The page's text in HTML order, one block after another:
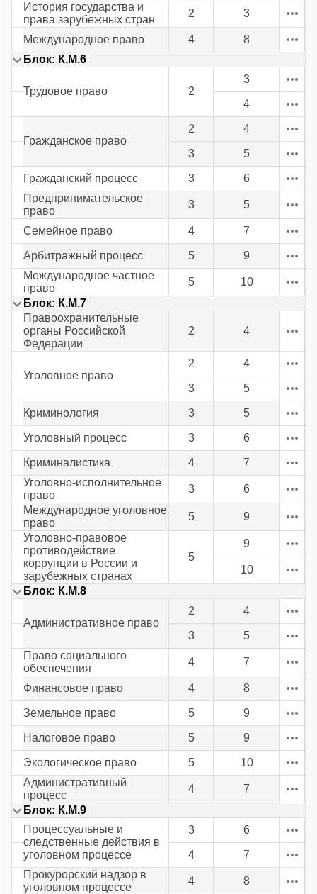
История государства и
права зарубежных стран
2 3
Международное право 4
8
Блок: К.М.6
Трудовое право 2
3
4
Гражданское право
2 4
3 5
Гражданский процесс 3
6
Предпринимательское
право
3 5
Семейное право 4 7
Арбитражный процесс 5
9
Международное частное
право
5
10
Блок: К.М.7
Правоохранительные
органы Российской
Федерации
2 4
Уголовное право
2 4
3 5
Криминология 3 5
Уголовный процесс 3 6
Криминалистика 4
7
Уголовно-исполнительное
право
3
6
Международное уголовное
право
5
9
Уголовно-правовое
противодействие
коррупции в России и
зарубежных странах
5
9
10
Блок: К.М.8
Административное право
2 4
3
5
Право социального
обеспечения
4 7
Финансовое право 4 8
Земельное право 5 9
Налоговое право 5 9
Экологическое право 5
10
Административный
процесс
4
7
Блок: К.М.9
Процессуальные и
следственные действия в
уголовном процессе
3 6
4
7
Прокурорский надзор в
уголовном процессе
4
8